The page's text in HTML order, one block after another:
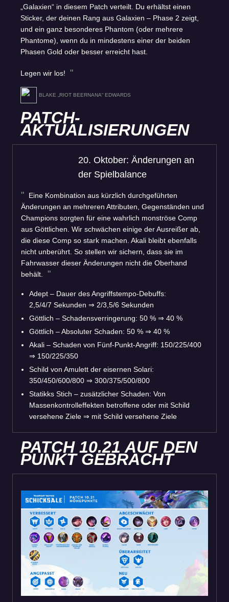
„Galaxien“ in diesem Patch verteilt. Du erhältst einen
Sticker, der deinen Rang aus Galaxien – Phase 2 zeigt,
und ein ganz besonderes Phantom (oder mehrere
Phantome), wenn du in mindestens einer der beiden
Phasen Gold oder besser erreicht hast.
Legen wir los!
BLAKE „RIOT BEERNANA“ EDWARDS
PATCH-
AKTUALISIERUNGEN
20. Oktober: Änderungen an
der Spielbalance
Eine Kombination aus kürzlich durchgeführten
Änderungen an mehreren Attributen, Gegenständen und
Champions sorgten für eine wahrlich monströse Comp
aus Göttlichen. Wir schwächen einige der Ausreißer ab,
die diese Comp so stark machen. Akali bleibt ebenfalls
nicht unberührt. So stellen wir sichern, dass sie im
Fahrwasser dieser Änderungen nicht die Oberhand
behält.
Adept – Dauer des Angriffstempo-Debuffs:
2,5/4/7 Sekunden ⇒ 2/3,5/6 Sekunden
Göttlich – Schadensverringerung: 50 % ⇒ 40 %
Göttlich – Absoluter Schaden: 50 % ⇒ 40 %
Akali – Schaden von Fünf-Punkt-Angriff: 150/225/400
⇒ 150/225/350
Schild von Amulett der eisernen Solari:
350/450/600/800 ⇒ 300/375/500/800
Statikks Stich – zusätzlicher Schaden: Von
Massenkontrolleffekten betroffene oder mit Schild
versehene Ziele ⇒ mit Schild versehene Ziele
PATCH 10.21 AUF DEN
PUNKT GEBRACHT